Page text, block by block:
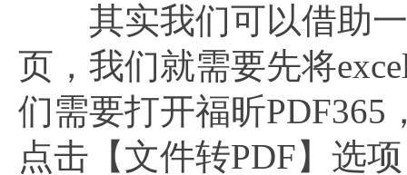
其实我们可以借助一
页，我们就需要先将
们需要打开福昕PDF365
点击【文件转PDF】选